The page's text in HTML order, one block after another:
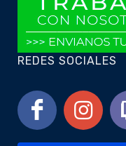
REDES SOCIALES